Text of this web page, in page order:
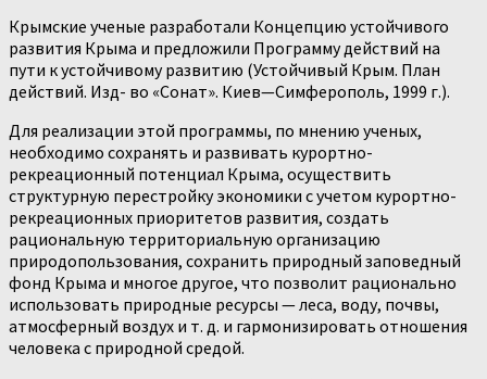
Крымские ученые разработали Концепцию устойчивого
развития Крыма и предложили Программу действий на
пути к устойчивому развитию (Устойчивый Крым. План
действий. Изд- во «Сонат». Киев—Симферополь, 1999 г.).
Для реализации этой программы, по мнению ученых,
необходимо сохранять и развивать курортно-
рекреационный потенциал Крыма, осу­ществить
структурную перестройку экономики с учетом курортно-
рекреационных приоритетов развития, создать
рациональную территориаль­ную организацию
природопользования, сохранить природный заповедный
фонд Крыма и многое другое, что позволит рационально
использовать природные ресурсы — леса, воду, почвы,
атмосферный воздух и т. д. и гармонизировать отношения
человека с природной средой.